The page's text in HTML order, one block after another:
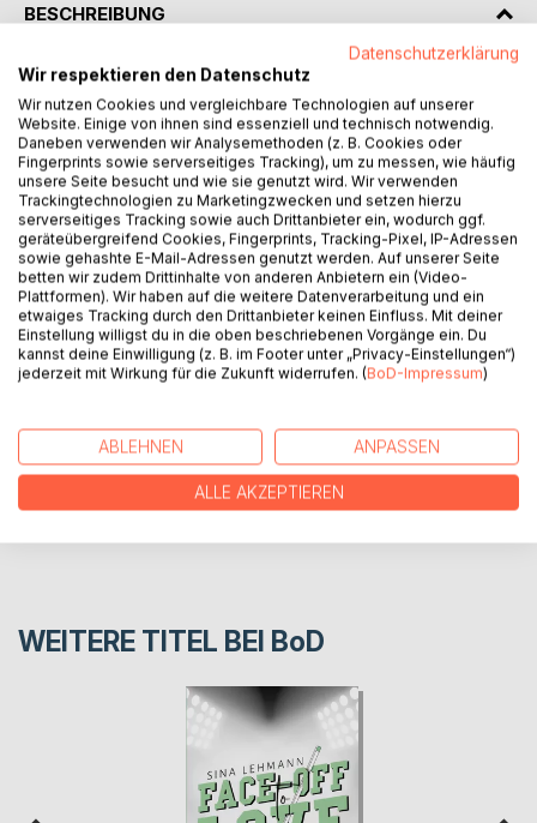
BESCHREIBUNG
Das Siegel, welches einen Feind von uralter zerstörerischer
Macht in schach hält, wird langsam brüchig und droht die
Welt und vor allem das Reich Krecaldia seinem Untergang
nahe zu bringen. Durch Ruhm und Verdienst angelockte
Abenteurer, bilden eine Gilde, in welcher sie unter der
Anleitung des weisen Archimedias eine Reise beginnen, um
das Siegel zu brechen und dem Feind endgültig den letzten
Stoß zuzufügen. Doch die Macht des Feindes hat weitaus
mehr Einfluss als sie dachten.
AUTOR/IN
REZENSIONEN
WEITERE TITEL BEI BoD
Datenschutzerklärung
Wir respektieren den Datenschutz
Wir nutzen Cookies und vergleichbare Technologien auf unserer
Website. Einige von ihnen sind essenziell und technisch notwendig.
Daneben verwenden wir Analysemethoden (z. B. Cookies oder
Fingerprints sowie serverseitiges Tracking), um zu messen, wie häufig
unsere Seite besucht und wie sie genutzt wird. Wir verwenden
Trackingtechnologien zu Marketingzwecken und setzen hierzu
serverseitiges Tracking sowie auch Drittanbieter ein, wodurch ggf.
geräteübergreifend Cookies, Fingerprints, Tracking-Pixel, IP-Adressen
sowie gehashte E-Mail-Adressen genutzt werden. Auf unserer Seite
betten wir zudem Drittinhalte von anderen Anbietern ein (Video-
Plattformen). Wir haben auf die weitere Datenverarbeitung und ein
etwaiges Tracking durch den Drittanbieter keinen Einfluss. Mit deiner
Einstellung willigst du in die oben beschriebenen Vorgänge ein. Du
kannst deine Einwilligung (z. B. im Footer unter „Privacy-Einstellungen“)
jederzeit mit Wirkung für die Zukunft widerrufen. (BoD-Impressum)
ABLEHNEN ANPASSEN
ALLE AKZEPTIEREN